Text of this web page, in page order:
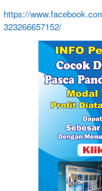
https://www.faceboo
323266657152/